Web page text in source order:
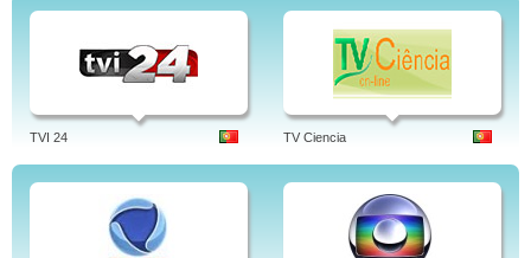
TVI 24 TV Ciencia